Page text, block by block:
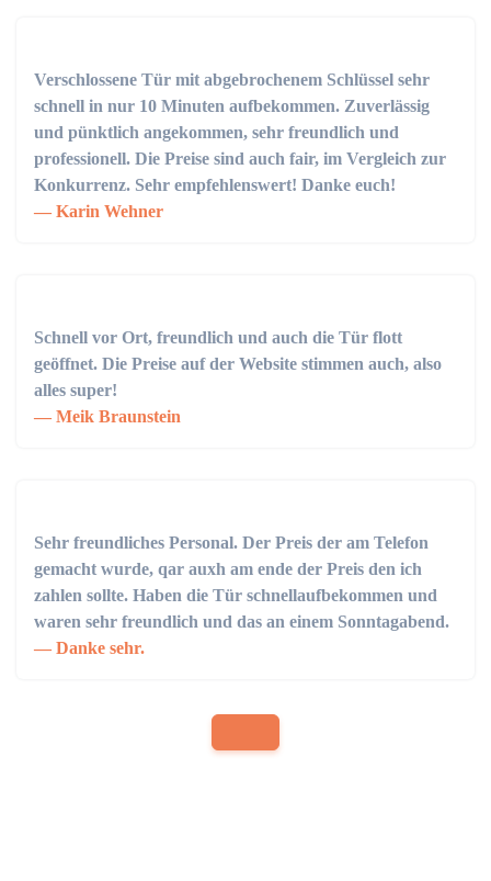
Verschlossene Tür mit abgebrochenem Schlüssel sehr
schnell in nur 10 Minuten aufbekommen. Zuverlässig
und pünktlich angekommen, sehr freundlich und
professionell. Die Preise sind auch fair, im Vergleich zur
Konkurrenz. Sehr empfehlenswert! Danke euch!
Karin Wehner
Schnell vor Ort, freundlich und auch die Tür flott
geöffnet. Die Preise auf der Website stimmen auch, also
alles super!
Meik Braunstein
Sehr freundliches Personal. Der Preis der am Telefon
gemacht wurde, qar auxh am ende der Preis den ich
zahlen sollte. Haben die Tür schnellaufbekommen und
waren sehr freundlich und das an einem Sonntagabend.
Danke sehr.